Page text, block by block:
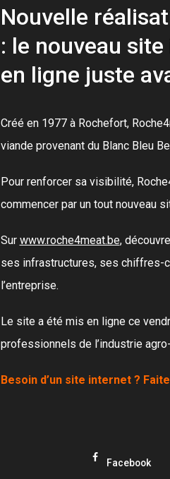
Nouvelle
: le nouveau
en ligne juste
Créé en 1977 à Rochefort,
viande provenant du Blanc Bleu
Pour renforcer sa visibilité,
commencer par un tout nouveau
Sur www.roche4meat.be,
ses infrastructures, ses chiffres-
l’entreprise.
Le site a été mis en ligne ce
professionnels de l’industrie
Besoin d’un site internet ?
Facebook